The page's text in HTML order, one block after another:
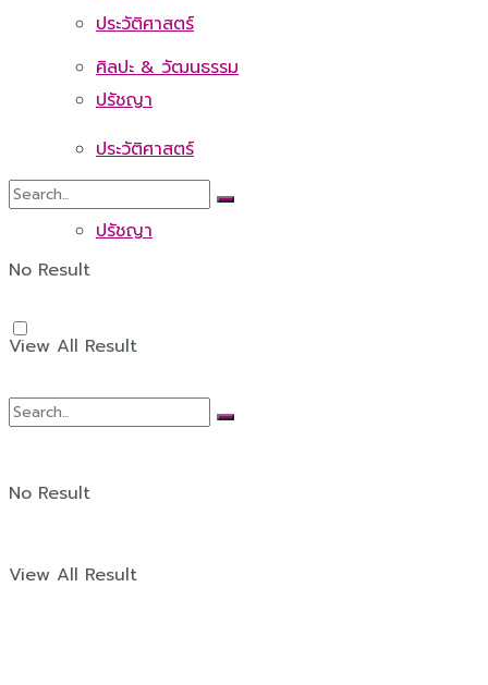
ศิลปะ & วัฒนธรรม
ประวัติศาสตร์
ปรัชญา
No Result
View All Result
ประวัติศาสตร์
ปรัชญา
No Result
View All Result